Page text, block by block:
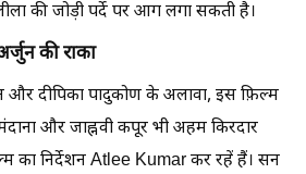
की जोड़ी पर्दे पर आग लगा सकती है।
की राका
दीपिका पादुकोण के अलावा, इस फ़िल्म
और जाह्नवी कपूर भी अहम किरदार
का निर्देशन Atlee Kumar कर रहें हैं। सन